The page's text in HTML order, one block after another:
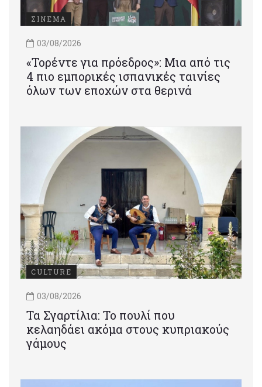
ΣΙΝΕΜΑ
03/08/2026
«Τορέντε για πρόεδρος»: Mια από τις
4 πιο εμπορικές ισπανικές ταινίες
όλων των εποχών στα θερινά
CULTURE
03/08/2026
Τα Σγαρτίλια: Το πουλί που
κελαηδάει ακόμα στους κυπριακούς
γάμους